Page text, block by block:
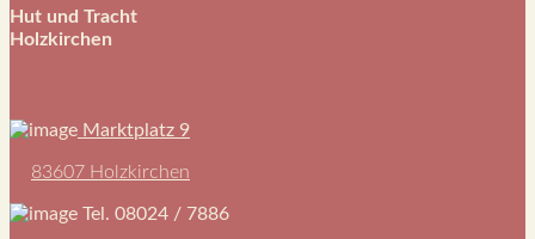
Hut und Tracht
Holzkirchen
Marktplatz 9
83607 Holzkirchen
Tel. 08024 / 7886